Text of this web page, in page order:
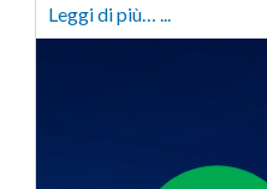
Leggi di più… ...